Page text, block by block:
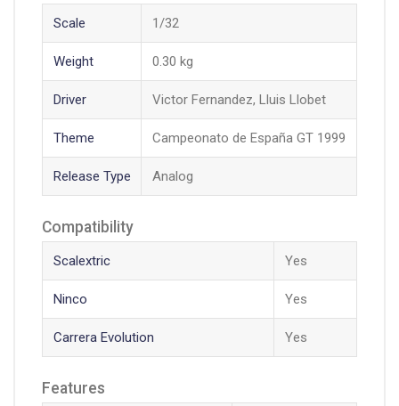
Scale 1/32
Weight 0.30 kg
Driver Victor Fernandez, Lluis Llobet
Theme Campeonato de España GT 1999
Release Type Analog
Compatibility
Scalextric Yes
Ninco Yes
Carrera Evolution Yes
Features